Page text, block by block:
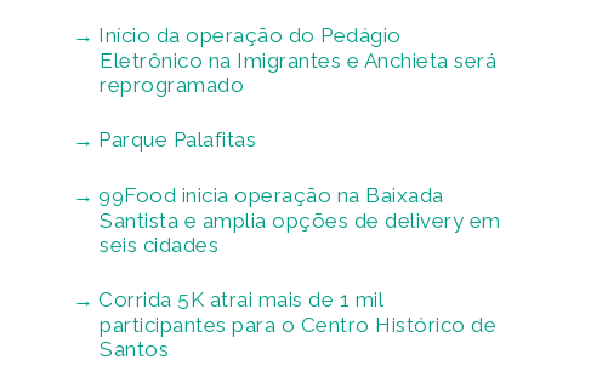
Início da operação do Pedágio
Eletrônico na Imigrantes e Anchieta será
reprogramado
Parque Palafitas
99Food inicia operação na Baixada
Santista e amplia opções de delivery em
seis cidades
Corrida 5K atrai mais de 1 mil
participantes para o Centro Histórico de
Santos